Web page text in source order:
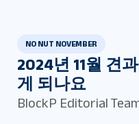
NO NUT NOVEMBER
2024년 11월 견
게 되나요
BlockP Editorial